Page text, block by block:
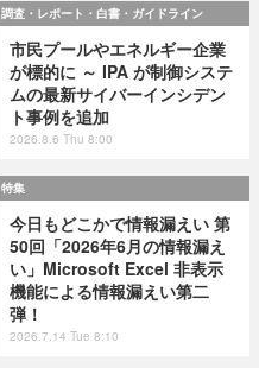
調査・レポート・白書・ガイドライン
市民プールやエネルギー企業
が標的に ～ IPA が制御システ
ムの最新サイバーインシデン
ト事例を追加
2026.8.6 Thu 8:00
特集
今日もどこかで情報漏えい 第
50回「2026年6月の情報漏え
い」Microsoft Excel 非表示
機能による情報漏えい第二
弾！
2026.7.14 Tue 8:10